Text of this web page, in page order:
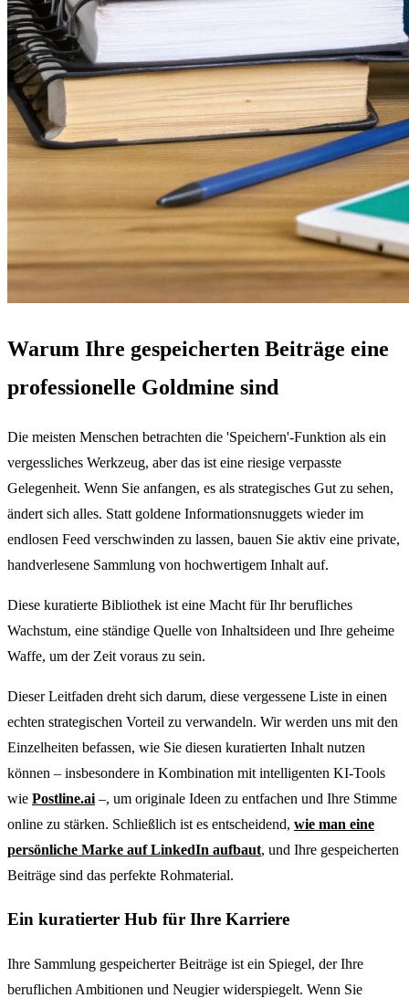
Warum Ihre gespeicherten Beiträge eine
professionelle Goldmine sind
Die meisten Menschen betrachten die 'Speichern'-Funktion als ein
vergessliches Werkzeug, aber das ist eine riesige verpasste
Gelegenheit. Wenn Sie anfangen, es als strategisches Gut zu sehen,
ändert sich alles. Statt goldene Informationsnuggets wieder im
endlosen Feed verschwinden zu lassen, bauen Sie aktiv eine private,
handverlesene Sammlung von hochwertigem Inhalt auf.
Diese kuratierte Bibliothek ist eine Macht für Ihr berufliches
Wachstum, eine ständige Quelle von Inhaltsideen und Ihre geheime
Waffe, um der Zeit voraus zu sein.
Dieser Leitfaden dreht sich darum, diese vergessene Liste in einen
echten strategischen Vorteil zu verwandeln. Wir werden uns mit den
Einzelheiten befassen, wie Sie diesen kuratierten Inhalt nutzen
können – insbesondere in Kombination mit intelligenten KI-Tools
wie Postline.ai –, um originale Ideen zu entfachen und Ihre Stimme
online zu stärken. Schließlich ist es entscheidend, wie man eine
persönliche Marke auf LinkedIn aufbaut, und Ihre gespeicherten
Beiträge sind das perfekte Rohmaterial.
Ein kuratierter Hub für Ihre Karriere
Ihre Sammlung gespeicherter Beiträge ist ein Spiegel, der Ihre
beruflichen Ambitionen und Neugier widerspiegelt. Wenn Sie